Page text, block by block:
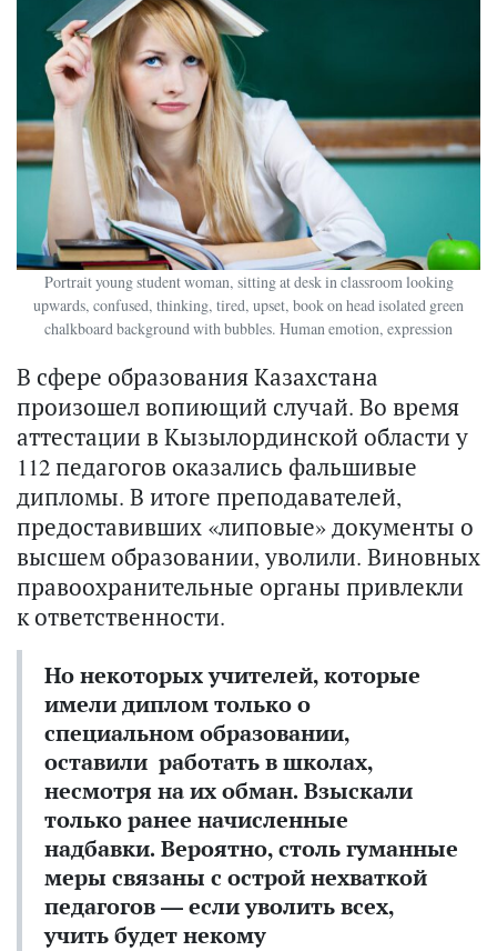
Portrait young student woman, sitting at desk in classroom looking
upwards, confused, thinking, tired, upset, book on head isolated green
chalkboard background with bubbles. Human emotion, expression
В сфере образования Казахстана
произошел вопиющий случай. Во время
аттестации в Кызылординской области у
112 педагогов оказались фальшивые
дипломы. В итоге преподавателей,
предоставивших «липовые» документы о
высшем образовании, уволили. Виновных
правоохранительные органы привлекли
к ответственности.
Но некоторых учителей, которые
имели диплом только о
специальном образовании,
оставили работать в школах,
несмотря на их обман. Взыскали
только ранее начисленные
надбавки. Вероятно, столь гуманные
меры связаны с острой нехваткой
педагогов — если уволить всех,
учить будет некому